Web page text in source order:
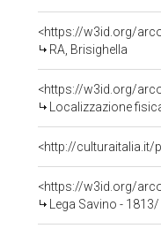
<https://w3id.org/
RA, Brisighella
<https://w3id.org/
Localizzazione
<http://culturaitalia.it/
<https://w3id.org/
Lega Savino -